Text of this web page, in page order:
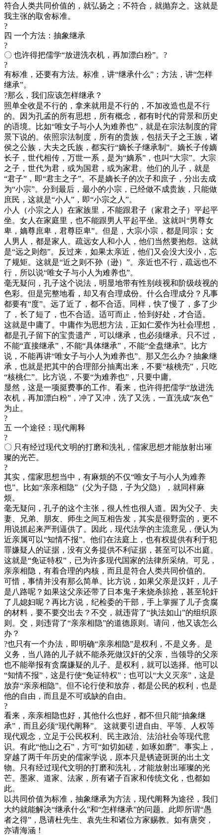
符合人类共同价值的，就弘扬之；不符合，就抛弃之。这就是
我主张的取舍标准。
?
四 一个方法：抽象继承
?
〇 也许得把儒学“放进洗衣机，再加漂白粉”。?
?
有标准，还要有方法。标准，讲“继承什么”；方法，讲“怎样
继承”。
?那么，我们应该怎样继承？
照单全收是不行的，拿来就用是不行的，不加改造也是不行
的。因为孔孟的所有思想，所有概念，都有时代的背景和历史
的语境。比如“唯女子与小人为难养也”，就是在宗法制度的背
景下说的。依照宗法制度，所有的贵族，包括天子之王族，诸
侯之公族，大夫之氏族，都实行“嫡长子继承制”。嫡长子传嫡
长子，世代相传，万世一系，是为“嫡系”，也叫“大宗”。大宗
之子，世代为君，或为国君，或为家君。他们的儿子，就是
“君子”，即“君主之子”。不是嫡长子的次子和庶子，分出去成
为“小宗”。分到最后，最小的小宗，已经做不成贵族，只能做
庶民，这就是“小人”，即“小宗之人”。
小人（小宗之人）在家族里，不能跟君子（家君之子）平起平
坐。女人在家庭里，也不能跟男人平起平坐。这就叫“男尊女
卑，嫡尊庶卑，君尊臣卑”。但是，大宗小宗，都是同宗；女
人男人，都是家人。疏远女人和小人，他们当然要抱怨。这就
是“远之则怨”。反过来，如果太亲近，他们又会没大没小，忘
了规矩。这就是“近之则不孙（逊）”。亲近也不行，疏远也不
行，所以说“唯女子与小人为难养也”。
毫无疑问，孔子这个说法，明显地带有性别歧视和阶级歧视的
色彩。但是完整地看，却又有合理成份。什么合理成分？凡事
都要有“度”。远了近了，都不合适。同样，快了慢了，多了少
了，长了短了，也不合适。适可而止，恰到好处，才合适。
这就是中庸了。中庸作为思想方法，正如仁爱作为社会理想，
都是孔子留下的宝贵遗产，可以继承，也必须继承。只不过，
不能“直接继承”，不能“具体继承”，不能“全盘继承”。比方
说，不能再讲“唯女子与小人为难养也”。那又怎么办？抽象继
承，也就是把其中的合理部分抽离出来，不要“核桃壳”，只吃
“核桃仁”。比方说，不要“为难养也”，只要中庸。
显然，这是一项挺费事的工作。看来，也许得把儒学“放进洗
衣机，再加漂白粉”，冲了又冲，洗了又洗，一直洗成“灰色”
为止。
?
五 一个途径：现代阐释
?
〇 只有经过现代文明的打磨和洗礼，儒家思想才能放射出璀
璨的光芒。
?
其实，儒家思想当中，有麻烦的不仅“唯女子与小人为难养
也”。比如“亲亲相隐”（父为子隐，子为父隐），就同样麻
烦。
毫无疑问，孔子的这个主张，很人性也很人道。因为父子、夫
妻、兄弟、朋友、师生之间互相告发，其实是很野蛮的，更不
用说抓起来严刑逼供了。因此，现代法学的主流意见，便认为
近亲属可以“知情不报”。他们在法庭上，也有权提供有利于犯
罪嫌疑人的证据，没有义务提供不利证据，甚至可以不出庭。
这就是“免证特权”，已为许多现代国家的法律所采纳。可见，
亲亲相隐，有着合理的内核，而且是符合人类共同价值的。
可惜，事情并没有那么简单。比方说，如果父亲是汉奸，儿子
是八路呢？如果这父亲还带了日本鬼子来烧杀掠抢，甚至轮奸
了儿媳妇呢？再比方说，纪检委的干部，手上掌握了儿子贪腐
的材料，要不要交出去？不交，就违背了“执法如山”的组织原
则。交，则违背了“亲亲相隐”的道德原则。请问，他又该怎么
办？
?也只有一个办法，即明确“亲亲相隐”是权利，不是义务。是
义务，当八路的儿子就不能杀死做汉奸的父亲，当领导的父亲
也不能举报有贪腐嫌疑的儿子。是权利，就可以选择。他可以
“知情不报”，这是行使“免证特权”；也可以“大义灭亲”，这是
放弃“亲亲相隐”。但不论行使和放弃，都是公民的权利，也是
他的自由，而且是不可或缺的自由。
?
看来，亲亲相隐也好，其他什么也好，都不但只能“抽象继
承”，而且必须“现代阐释”。 这就要引进自由、平等、人权等
现代观念，立足于公民权利、民主政治、法治社会等现代意
识。有此“他山之石”，方可“如切如磋，如琢如磨”。事实上，
穿越了两千年历史的儒家学说，原本只是锈迹斑斑的出土文
物。只有经过现代文明的打磨和洗礼，才能放射出璀璨的光
芒。墨家、道家、法家，所有诸子百家和传统文化，也都如
此。
以共同价值为标准，抽象继承为方法，现代阐释为途径，我们
大约就能解决“继承什么”和“怎样继承”的问题。此即所谓“愚
者之得”，恳请杜先生、袁先生和诸位方家赐教。如有唐突，
亦请海涵！